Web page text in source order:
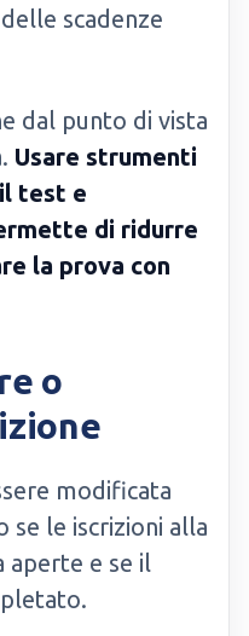
scadenze
dal punto di vista
Usare strumenti
test e
di ridurre
la prova con
o
modificata
se le iscrizioni alla
aperte e se il